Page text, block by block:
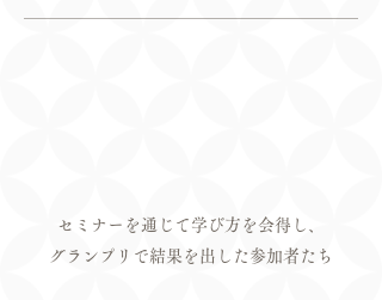
セミナーを通じて学び方を会得し、
グランプリで結果を出した参加者たち